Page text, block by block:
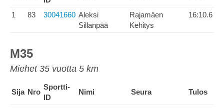
1 83 30041660 Aleksi
Sillanpää
Rajamäen
Kehitys
16:10.6
M35
Miehet 35 vuotta 5 km
Sija Nro
Sportti-
ID
Nimi Seura Tulos